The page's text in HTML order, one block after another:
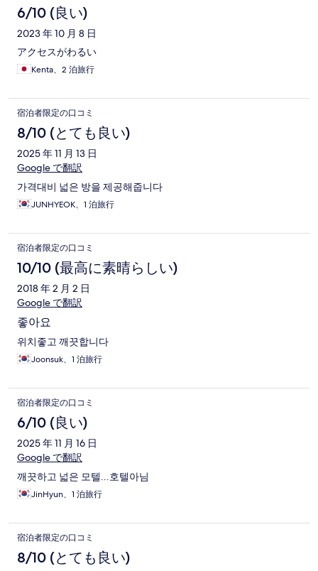
6/10 (良い)
2023 年 10 月 8 日
アクセスがわるい
Kenta、2 泊旅行
宿泊者限定の口コミ
8/10 (とても良い)
2025 年 11 月 13 日
Google で翻訳
가격대비 넓은 방을 제공해줍니다
JUNHYEOK、1 泊旅行
宿泊者限定の口コミ
10/10 (最高に素晴らしい)
2018 年 2 月 2 日
Google で翻訳
좋아요
위치좋고 깨끗합니다
Joonsuk、1 泊旅行
宿泊者限定の口コミ
6/10 (良い)
2025 年 11 月 16 日
Google で翻訳
깨끗하고 넓은 모텔...호텔아님
JinHyun、1 泊旅行
宿泊者限定の口コミ
8/10 (とても良い)